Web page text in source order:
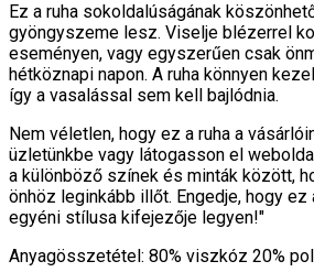
Ez a ruha sokoldalúságának
gyöngyszeme lesz. Viselje blézerrel
eseményen, vagy egyszerűen csak
hétköznapi napon. A ruha könnyen
így a vasalással sem kell bajlódnia.
Nem véletlen, hogy ez a ruha a
üzletünkbe vagy látogasson el
a különböző színek és minták között,
önhöz leginkább illőt. Engedje, hogy ez
egyéni stílusa kifejezője legyen!"
Anyagösszetétel: 80% viszkóz 20%